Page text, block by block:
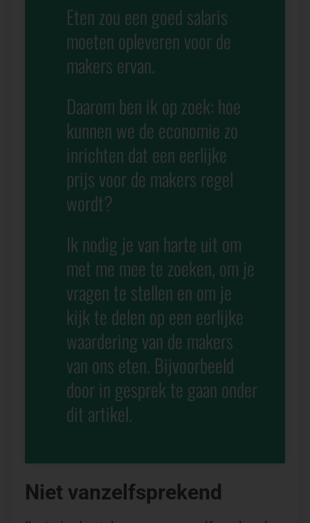
Eten zou een goed salaris
moeten opleveren voor de
makers ervan.
Daarom ben ik op zoek: hoe
kunnen we de economie zo
inrichten dat een eerlijke
prijs voor de makers regel
wordt?
Ik nodig je van harte uit om
met me mee te zoeken, om je
vragen te stellen en om je
kijk te delen op een eerlijke
waardering van de makers
van ons eten. Bijvoorbeeld
door in gesprek te gaan onder
dit artikel.
Niet vanzelfsprekend